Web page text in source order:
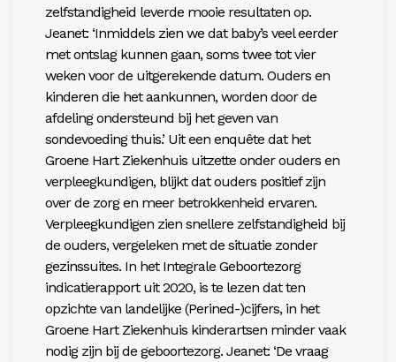
zelfstandigheid leverde mooie resultaten op.
Jeanet: ‘Inmiddels zien we dat baby’s veel eerder
met ontslag kunnen gaan, soms twee tot vier
weken voor de uitgerekende datum. Ouders en
kinderen die het aankunnen, worden door de
afdeling ondersteund bij het geven van
sondevoeding thuis.’ Uit een enquête dat het
Groene Hart Ziekenhuis uitzette onder ouders en
verpleegkundigen, blijkt dat ouders positief zijn
over de zorg en meer betrokkenheid ervaren.
Verpleegkundigen zien snellere zelfstandigheid bij
de ouders, vergeleken met de situatie zonder
gezinssuites. In het Integrale Geboortezorg
indicatierapport uit 2020, is te lezen dat ten
opzichte van landelijke (Perined-)cijfers, in het
Groene Hart Ziekenhuis kinderartsen minder vaak
nodig zijn bij de geboortezorg. Jeanet: ‘De vraag